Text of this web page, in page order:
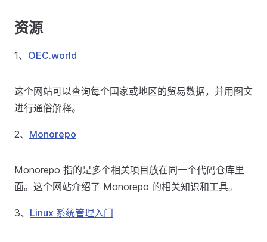
资源
1、 OEC.world
这个网站可以查询每个国家或地区的贸易数据，并用图文
进行通俗解释。
2、 Monorepo
Monorepo 指的是多个相关项目放在同一个代码仓库里
面。这个网站介绍了 Monorepo 的相关知识和工具。
3、 Linux 系统管理入门